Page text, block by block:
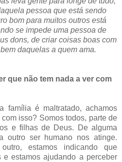
pessoa que está sendo
bom para muitos outros está
se impede uma pessoa de
dons, de criar coisas boas com
daquelas a quem ama.
que não tem nada a ver com
família é maltratado, achamos
isso? Somos todos, parte de
e filhas de Deus. De alguma
outro ser humano nos atinge.
estamos indicando que
e estamos ajudando a perceber